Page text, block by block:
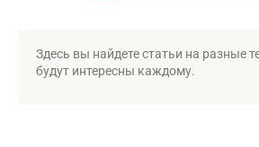
Здесь вы найдете статьи на разные
будут интересны каждому.